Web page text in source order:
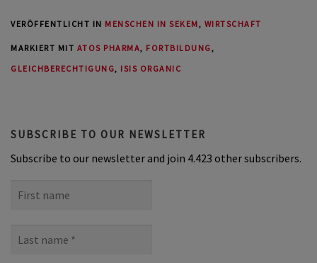
VERÖFFENTLICHT IN MENSCHEN IN SEKEM , WIRTSCHAFT
MARKIERT MIT ATOS PHARMA, FORTBILDUNG ,
GLEICHBERECHTIGUNG, ISIS ORGANIC
SUBSCRIBE TO OUR NEWSLETTER
Subscribe to our newsletter and join 4.423 other subscribers.
name
name